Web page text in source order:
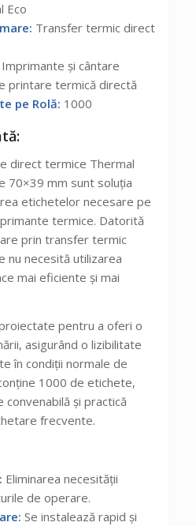
Eco
Transfer termic direct
Imprimante și cântare
printare termică directă
pe Rolă: 1000
direct termice Thermal
70×39 mm sunt soluția
etichetelor necesare pe
termice. Datorită
prin transfer termic
nu necesită utilizarea
mai eficiente și mai
pentru a oferi o
asigurând o lizibilitate
în condiții normale de
1000 de etichete,
și practică
frecvente.
Eliminarea necesității
de operare.
Se instalează rapid și